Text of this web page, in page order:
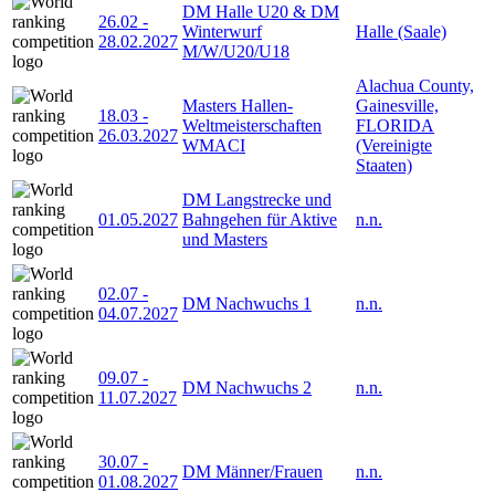
26.02 -
28.02.2027
DM Halle U20 & DM
Winterwurf
M/W/U20/U18
Halle (Saale)
18.03 -
26.03.2027
Masters Hallen-
Weltmeisterschaften
WMACI
Alachua County,
Gainesville,
FLORIDA
(Vereinigte
Staaten)
01.05.2027
DM Langstrecke und
Bahngehen für Aktive
und Masters
n.n.
02.07 -
04.07.2027
DM Nachwuchs 1 n.n.
09.07 -
11.07.2027
DM Nachwuchs 2 n.n.
30.07 -
01.08.2027
DM Männer/Frauen n.n.